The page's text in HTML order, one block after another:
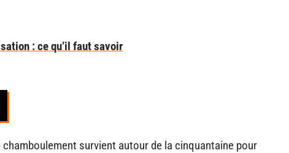
: ce qu’il faut savoir
survient autour de la cinquantaine pour